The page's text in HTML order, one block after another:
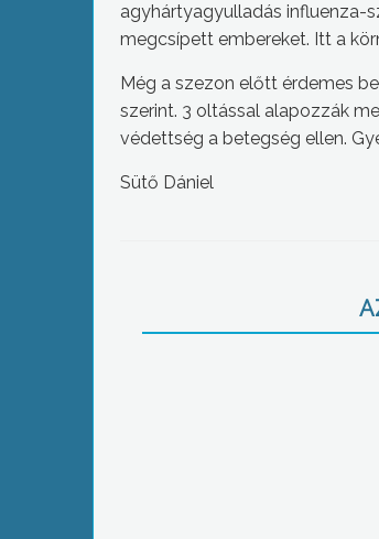
agyhártyagyulladás influenza-
megcsípett embereket. Itt a
Még a szezon előtt érdemes
szerint. 3 oltással alapozzák
védettség a betegség ellen.
Sütő Dániel